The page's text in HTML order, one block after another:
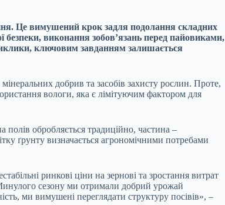
Це вимушений крок задля подолання складних
безпеки, виконання зобов’язань перед пайовиками,
ключовим завданням залишається
добрив та засобів захисту рослин. Проте,
вологи, яка є лімітуючим фактором для
обробляється традиційно, частина –
ґрунту визначається агрономічними потребами
ринкові ціни на зернові та зростання витрат
сезону ми отримали добрий урожай
ми вимушені переглядати структуру посівів», –